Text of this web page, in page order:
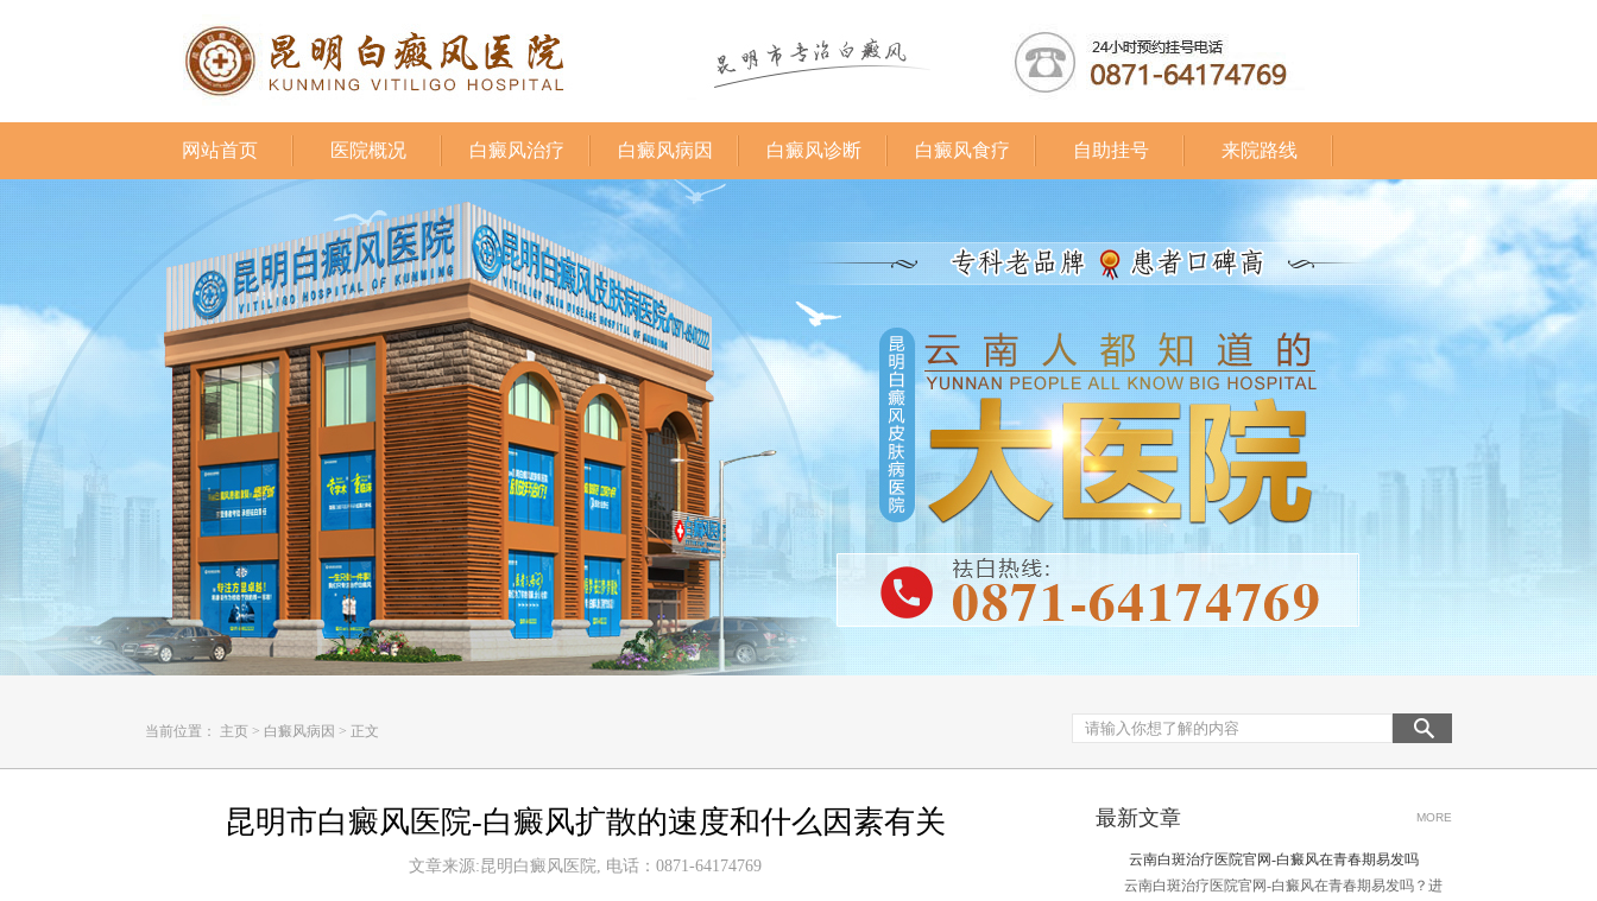
网站首页 医院概况 白癜风治疗 白癜风病因 白癜风诊断 白癜风食疗 自助挂号 来院路线
当前位置： 主页 > 白癜风病因 > 正文
昆明市白癜风医院-白癜风扩散的速度和什么因素有关
文章来源:昆明白癜风医院, 电话：0871-64174769
最新文章 MORE
云南白斑治疗医院官网-白癜风在青春期易发吗
云南白斑治疗医院官网-白癜风在青春期易发吗？进